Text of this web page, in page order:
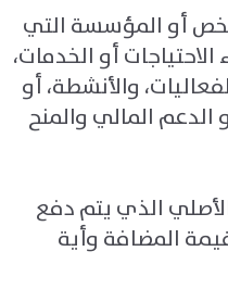
أو المؤسسة التي
أو الخدمات،
والأنشطة، أو
الدعم المالي والمنح
الذي يتم دفع
المضافة وأية